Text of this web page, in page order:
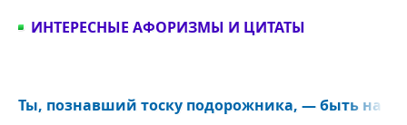
ИНТЕРЕСНЫЕ АФОРИЗМЫ И ЦИТАТЫ
Ты, познавший тоску подорожника, — быть на